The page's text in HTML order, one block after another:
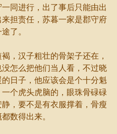
同进行，出了事后只能由出
担责任，苏暮一家是郡守府
了。
汉子粗壮的骨架子还在，
怎么把他们当人看，不过晓
日子，他应该会是个十分魁
个虎头虎脑的，眼珠骨碌碌
，要不是有衣服撑着，骨瘦
数得出来。